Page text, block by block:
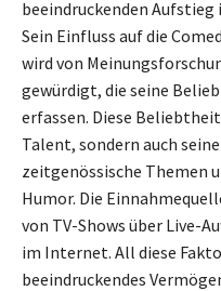
beeindruckenden
Sein Einfluss auf die
wird von
gewürdigt, die seine
erfassen. Diese
Talent, sondern auch
zeitgenössische Themen
Humor. Die
von TV-Shows über Live-
im Internet. All diese
beeindruckendes